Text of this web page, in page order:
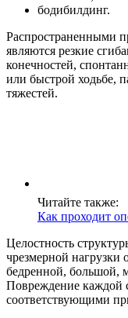
бодибилдинг.
Распространенными
являются резкие
конечностей,
или быстрой ходьбе,
тяжестей.
Читайте также:
Как проходит
Целостность
чрезмерной нагрузки
бедренной, большой,
Повреждение каждой
соответствующими